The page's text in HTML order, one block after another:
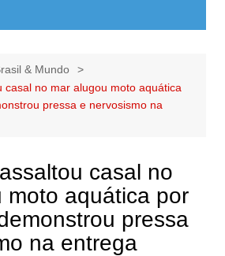
& Mundo
casal no mar alugou moto aquática
pressa e nervosismo na
casal no
moto aquática por
pressa
na entrega